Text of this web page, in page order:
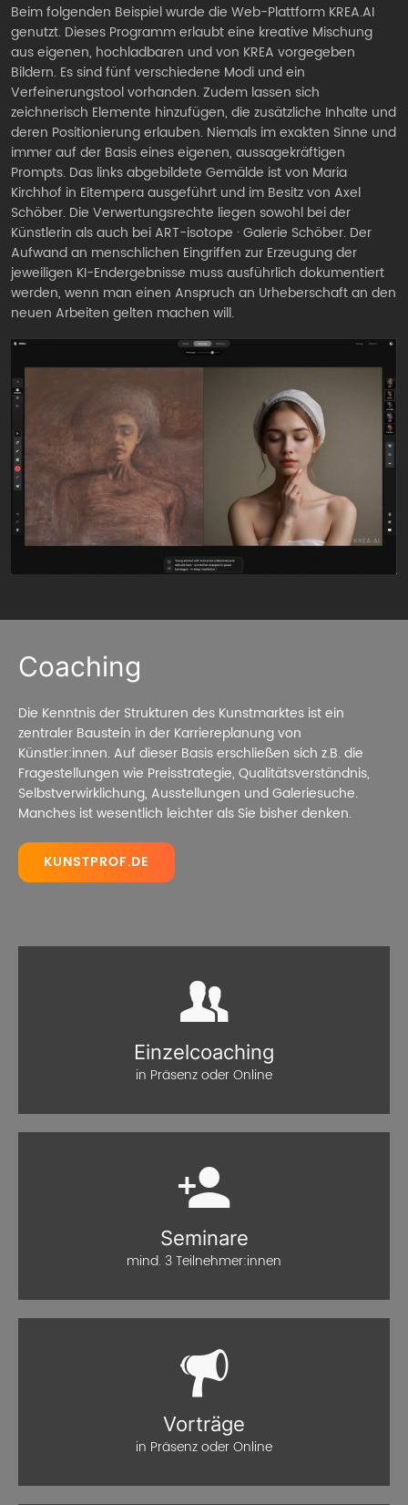
Beim folgenden Beispiel wurde die Web-Plattform KREA.AI
genutzt. Dieses Programm erlaubt eine kreative Mischung
aus eigenen, hochladbaren und von KREA vorgegeben
Bildern. Es sind fünf verschiedene Modi und ein
Verfeinerungstool vorhanden. Zudem lassen sich
zeichnerisch Elemente hinzufügen, die zusätzliche Inhalte und
deren Positionierung erlauben. Niemals im exakten Sinne und
immer auf der Basis eines eigenen, aussagekräftigen
Prompts. Das links abgebildete Gemälde ist von Maria
Kirchhof in Eitempera ausgeführt und im Besitz von Axel
Schöber. Die Verwertungsrechte liegen sowohl bei der
Künstlerin als auch bei ART-isotope · Galerie Schöber. Der
Aufwand an menschlichen Eingriffen zur Erzeugung der
jeweiligen KI-Endergebnisse muss ausführlich dokumentiert
werden, wenn man einen Anspruch an Urheberschaft an den
neuen Arbeiten gelten machen will.
Coaching
Die Kenntnis der Strukturen des Kunstmarktes ist ein
zentraler Baustein in der Karriereplanung von
Künstler:innen. Auf dieser Basis erschließen sich z.B. die
Fragestellungen wie Preisstrategie, Qualitätsverständnis,
Selbstverwirklichung, Ausstellungen und Galeriesuche.
Manches ist wesentlich leichter als Sie bisher denken.
KUNSTPROF.DE
Einzelcoaching
in Präsenz oder Online
Seminare
mind. 3 Teilnehmer:innen
Vorträge
in Präsenz oder Online